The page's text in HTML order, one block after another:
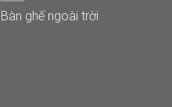
Bàn ghế ngoài trời